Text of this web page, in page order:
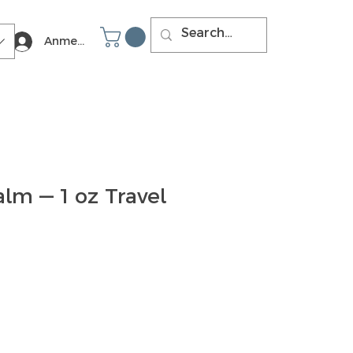
Anmelden
— 1 oz Travel